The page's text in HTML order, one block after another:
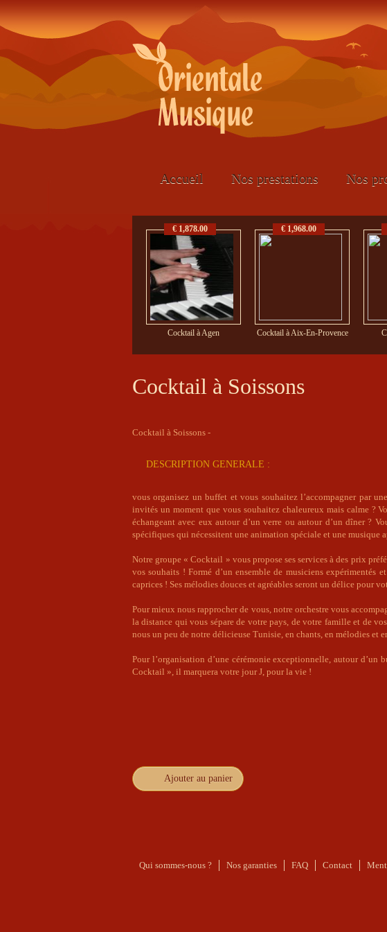
Accueil Nos prestations Nos
€ 1,878.00
Cocktail à Agen
€ 1,968.00
Cocktail à Aix-En-Provence
Cocktail à Soissons
Cocktail à Soissons -
DESCRIPTION GENERALE :
vous organisez un buffet et vous souhaitez l’accompagner par
invités un moment que vous souhaitez chaleureux mais calme ?
échangeant avec eux autour d’un verre ou autour d’un dîner ?
spécifiques qui nécessitent une animation spéciale et une musique
Notre groupe « Cocktail » vous propose ses services à des prix
vos souhaits ! Formé d’un ensemble de musiciens expérimentés
caprices ! Ses mélodies douces et agréables seront un délice pour
Pour mieux nous rapprocher de vous, notre orchestre vous
la distance qui vous sépare de votre pays, de votre famille et de
nous un peu de notre délicieuse Tunisie, en chants, en mélodies et
Pour l’organisation d’une cérémonie exceptionnelle, autour d’un
Cocktail », il marquera votre jour J, pour la vie !
Ajouter au panier
€ 665.00
Qui sommes-nous ? Nos garanties FAQ Contact